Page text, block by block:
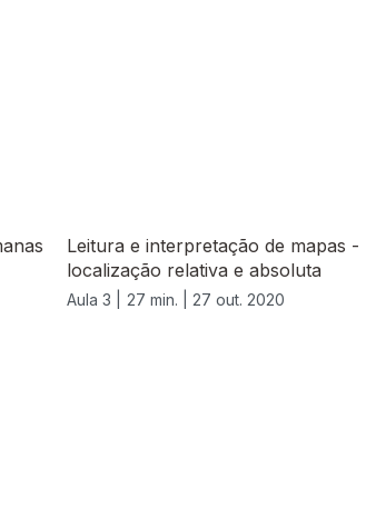
Leitura e interpretação de mapas -
localização relativa e absoluta
Aula 3 | 27 min. | 27 out. 2020